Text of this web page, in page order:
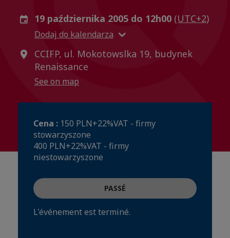
19 października 2005 do 12h00 (UTC+2)
Dodaj do kalendarza
CCIFP, ul. Mokotowslka 19, budynek
Renaissance
See on map
Cena : 150 PLN+22%VAT - firmy
stowarzyszone
400 PLN+22%VAT - firmy
niestowarzyszone
PASSÉ
L'événement est terminé.